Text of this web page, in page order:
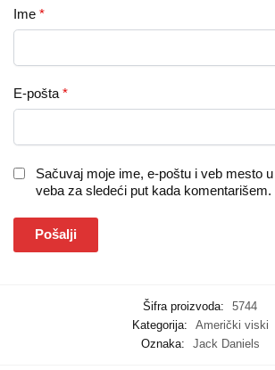
Ime *
E-pošta*
Sačuvaj moje ime, e-poštu i veb mesto
veba za sledeći put kada komentarišem.
Šifra proizvoda:
5744
Kategorija:
Američki viski
Oznaka:
Jack Daniels